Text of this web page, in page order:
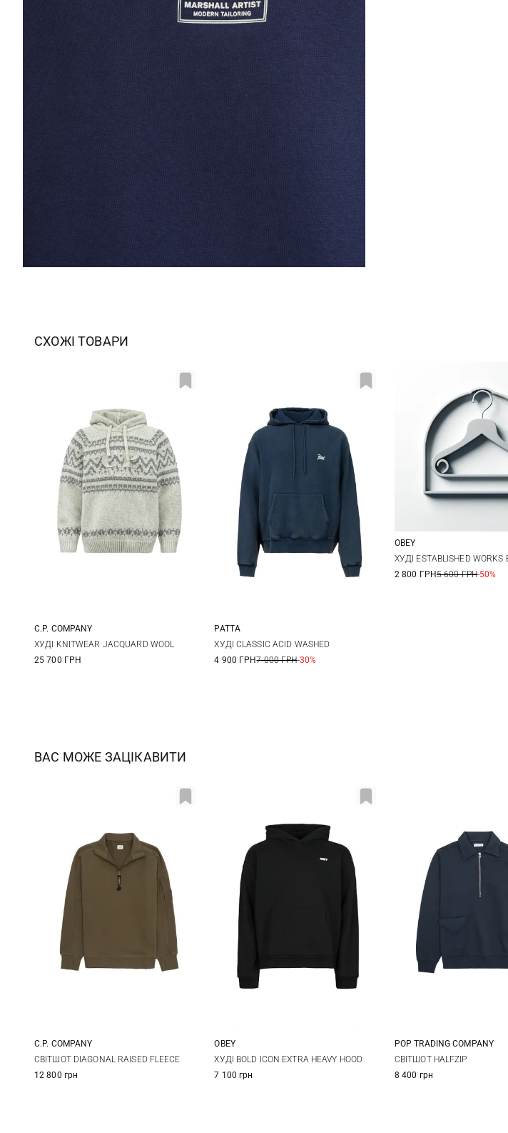
СХОЖІ ТОВАРИ
M L XL
C.P. COMPANY
ХУДІ KNITWEAR JACQUARD WOOL
25 700 ГРН
M L XL
PATTA
ХУДІ CLASSIC ACID WASHED
4 900 ГРН7 000 ГРН-30%
S M L
OBEY
ХУДІ ESTABLISHED WORKS
2 800 ГРН5 600 ГРН-50%
ВАС МОЖЕ ЗАЦІКАВИТИ
M L XL
C.P. COMPANY
СВІТШОТ DIAGONAL RAISED FLEECE
12 800 грн
S M L XL
OBEY
ХУДІ BOLD ICON EXTRA HEAVY HOOD
7 100 грн
M L
POP TRADING COMPANY
СВІТШОТ HALFZIP
8 400 грн